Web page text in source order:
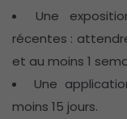
Une
récentes :
et au moins 1
Une
moins 15 jours.